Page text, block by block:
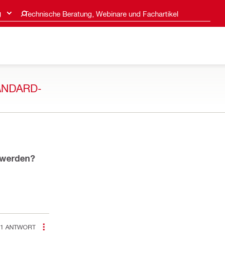
Technische Beratung, Webinare und Fachartikel
1 ANTWORT